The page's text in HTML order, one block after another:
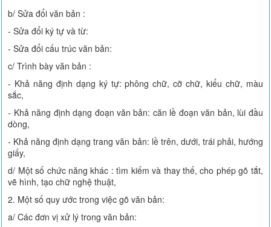
b/ Sửa đổi văn bản :
- Sửa đổi ký tự và từ:
- Sửa đổi cấu trúc văn bản:
c/ Trình bày văn bản :
- Khả năng định dạng ký tự: phông chữ, cỡ chữ, kiểu chữ, màu
sắc,
- Khả năng định dạng đoạn văn bản: căn lề đoạn văn bản, lùi đầu
dòng,
- Khả năng định dạng trang văn bản: lề trên, dưới, trái phải, hướng
giấy,
d/ Một số chức năng khác : tìm kiếm và thay thế, cho phép gõ tắt,
vẽ hình, tạo chữ nghệ thuật,
2. Một số quy ước trong việc gõ văn bản:
a/ Các đơn vị xử lý trong văn bản: